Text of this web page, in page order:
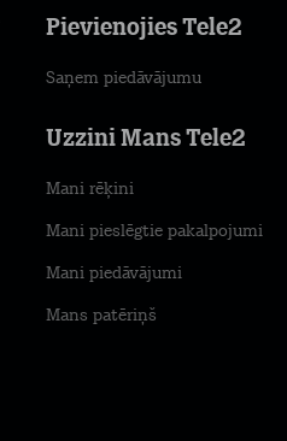
Pievienojies Tele2
Saņem piedāvājumu
Uzzini Mans Tele2
Mani rēķini
Mani pieslēgtie pakalpojumi
Mani piedāvājumi
Mans patēriņš